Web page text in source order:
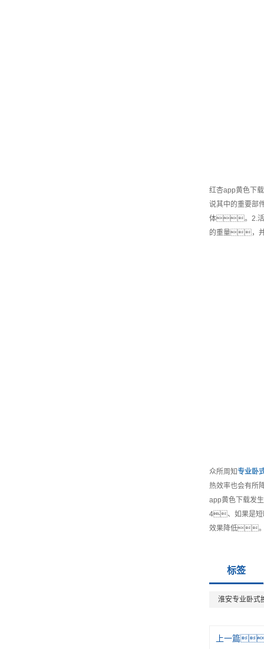
红杏app黄色下
说其中的重要
体。2.活
的重量，
众所周知专业卧
热效率也会有
app黄色下载
4、如果是短
效果降低
标签
淮安专业卧式
上一篇